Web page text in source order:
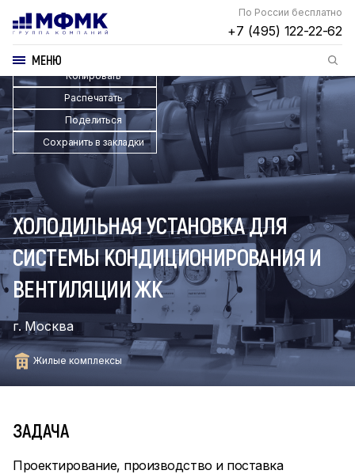
По России бесплатно
+7 (495) 122-22-62
МЕНЮ
Копировать
Распечатать
Поделиться
Сохранить в закладки
ХОЛОДИЛЬНАЯ УСТАНОВКА ДЛЯ
СИСТЕМЫ КОНДИЦИОНИРОВАНИЯ И
ВЕНТИЛЯЦИИ ЖК
г. Москва
Жилые комплексы
ЗАДАЧА
Проектирование, производство и поставка